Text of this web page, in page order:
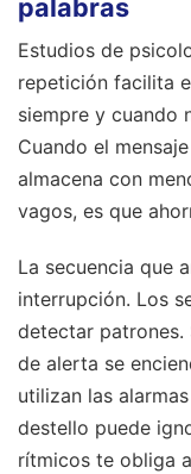
palabras
Estudios de
repetición facilita
siempre y cuando
Cuando el
almacena con
vagos, es que
La secuencia que
interrupción. Los
detectar patrones.
de alerta se
utilizan las
destello puede
rítmicos te obliga